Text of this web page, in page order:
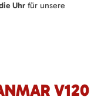
Uhr für unsere
V120